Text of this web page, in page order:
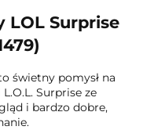
LOL Surprise
świetny pomysł na
Surprise ze
i bardzo dobre,